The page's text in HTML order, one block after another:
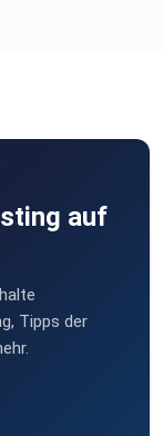
auf
Tipps der